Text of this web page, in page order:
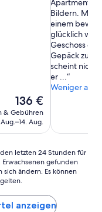
Der
Preis
beträgt
136 €
& Gebühren
Aug.
Bewertung)
Apartment
Bildern.
einem
glücklich
Geschoss
Gepäck zu
scheint nicht
er ...
Weniger
letzten 24 Stunden für
gefunden
ändern. Es können
anzeigen